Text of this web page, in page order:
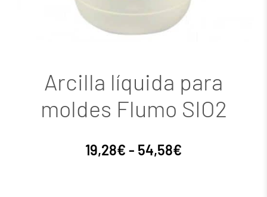
Arcilla líquida para
moldes Flumo SIO2
19,28€ - 54,58€